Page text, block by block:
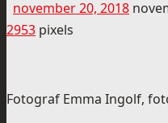
november 20, 2018
2953 pixels
Fotograf Emma Ingolf,